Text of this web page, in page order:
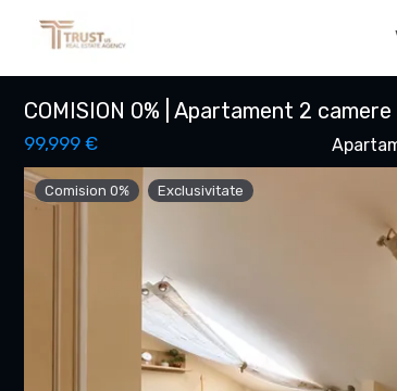
COMISION 0% | Apartament 2
99,999 €
Comision 0% Exclusivitate